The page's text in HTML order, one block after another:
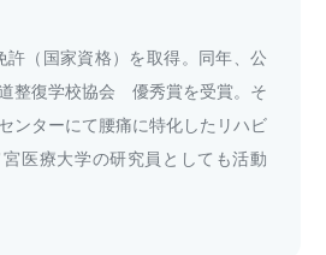
（国家資格）を取得。同年、公
整復学校協会 優秀賞を受賞。そ
ンターにて腰痛に特化したリハビ
医療大学の研究員としても活動